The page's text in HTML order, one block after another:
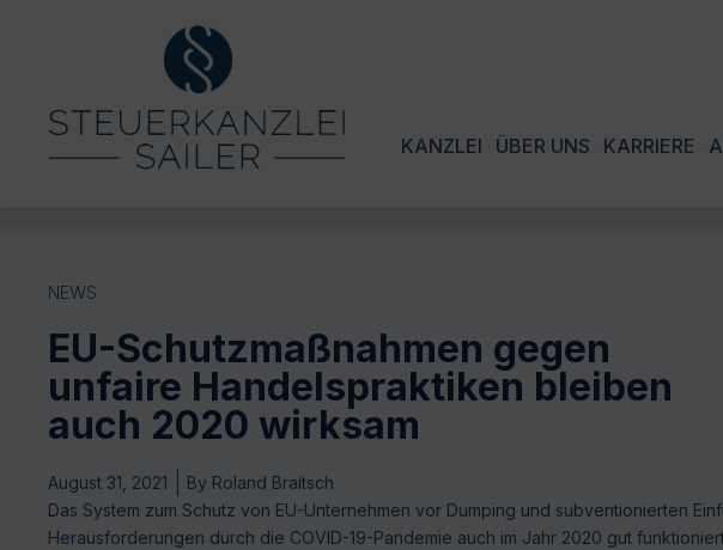
KANZLEI ÜBER UNS KARRIERE
NEWS
EU-Schutzmaßnahmen gegen
unfaire Handelspraktiken bleiben
auch 2020 wirksam
August 31, 2021 By Roland Braitsch
Das System zum Schutz von EU-Unternehmen vor Dumping und subventionierten
Herausforderungen durch die COVID-19-Pandemie auch im Jahr 2020 gut